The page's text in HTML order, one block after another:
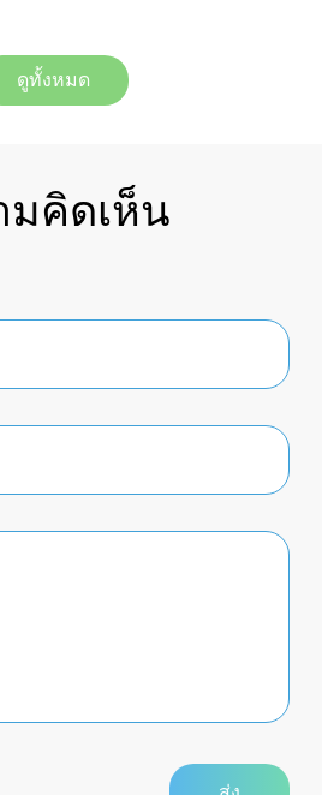
ดูทั้งหมด
มคิดเห็น